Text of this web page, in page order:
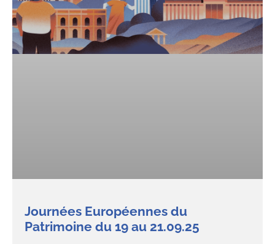
Journées Européennes du
Patrimoine du 19 au 21.09.25